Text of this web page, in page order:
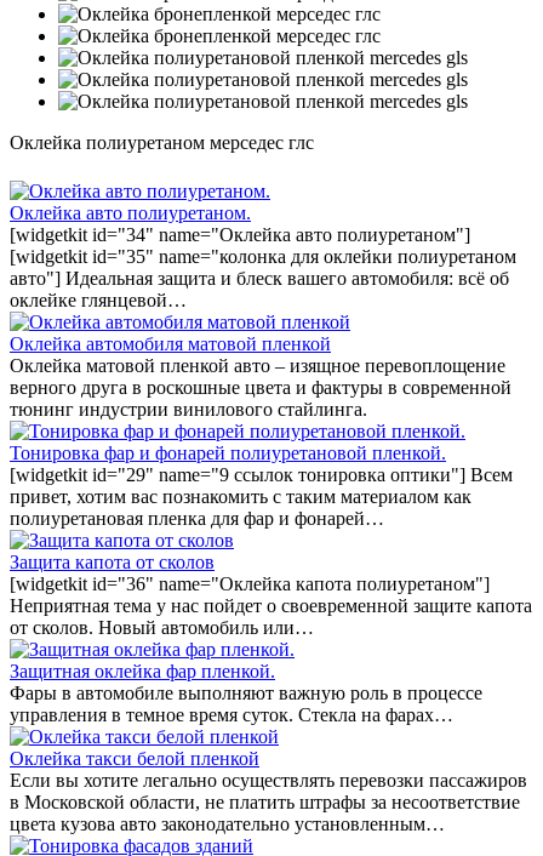
Оклейка полиуретаном мерседес глс
Оклейка авто полиуретаном.
[widgetkit id="34" name="Оклейка авто полиуретаном"]
[widgetkit id="35" name="колонка для оклейки полиуретаном
авто"] Идеальная защита и блеск вашего автомобиля: всё об
оклейке глянцевой…
Оклейка автомобиля матовой пленкой
Оклейка матовой пленкой авто – изящное перевоплощение
верного друга в роскошные цвета и фактуры в современной
тюнинг индустрии винилового стайлинга.
Тонировка фар и фонарей полиуретановой пленкой.
[widgetkit id="29" name="9 ссылок тонировка оптики"] Всем
привет, хотим вас познакомить с таким материалом как
полиуретановая пленка для фар и фонарей…
Защита капота от сколов
[widgetkit id="36" name="Оклейка капота полиуретаном"]
Неприятная тема у нас пойдет о своевременной защите капота
от сколов. Новый автомобиль или…
Защитная оклейка фар пленкой.
Фары в автомобиле выполняют важную роль в процессе
управления в темное время суток. Стекла на фарах…
Оклейка такси белой пленкой
Если вы хотите легально осуществлять перевозки пассажиров
в Московской области, не платить штрафы за несоответствие
цвета кузова авто законодательно установленным…